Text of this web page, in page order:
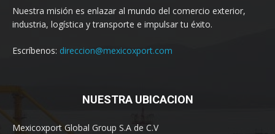
Nuestra misión es enlazar al mundo del comercio exterior,
industria, logística y transporte e impulsar tu éxito.
Escríbenos: direccion@mexicoxport.com
NUESTRA UBICACION
Mexicoxport Global Group S.A de C.V